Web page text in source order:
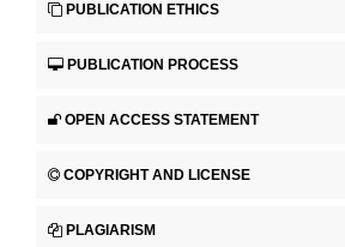
PUBLICATION ETHICS
PUBLICATION PROCESS
OPEN ACCESS STATEMENT
COPYRIGHT AND LICENSE
PLAGIARISM